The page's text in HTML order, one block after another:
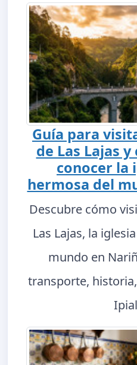
Guía para
de Las Lajas
conocer la
hermosa del
Descubre cómo
Las Lajas, la
mundo en
transporte,